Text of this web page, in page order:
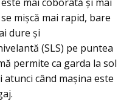
mişcă mai rapid, bare
dure și
(SLS) pe puntea
permite ca garda la sol
când mașina este